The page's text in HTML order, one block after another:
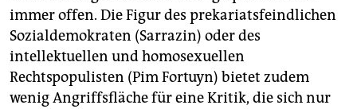
immer offen. Die Figur des prekariatsfeindlichen
Sozialdemokraten (Sarrazin) oder des
intellektuellen und homosexuellen
Rechtspopulisten (Pim Fortuyn) bietet zudem
wenig Angriffsfläche für eine Kritik, die sich nur